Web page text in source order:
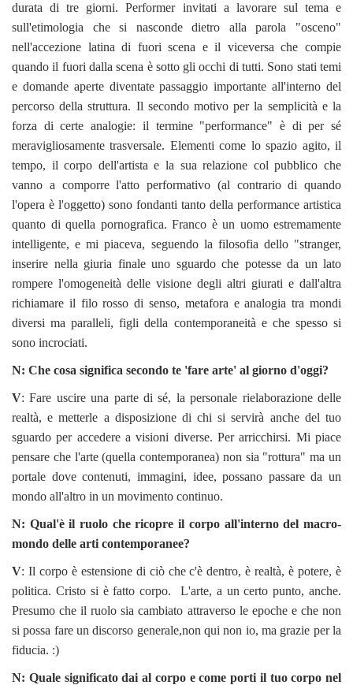
durata di tre giorni. Performer invitati a lavorare sul tema e
sull'etimologia che si nasconde dietro alla parola "osceno"
nell'accezione latina di fuori scena e il viceversa che compie
quando il fuori dalla scena è sotto gli occhi di tutti. Sono stati temi
e domande aperte diventate passaggio importante all'interno del
percorso della struttura. Il secondo motivo per la semplicità e la
forza di certe analogie: il termine "performance" è di per sé
meravigliosamente trasversale. Elementi come lo spazio agito, il
tempo, il corpo dell'artista e la sua relazione col pubblico che
vanno a comporre l'atto performativo (al contrario di quando
l'opera è l'oggetto) sono fondanti tanto della performance artistica
quanto di quella pornografica. Franco è un uomo estremamente
intelligente, e mi piaceva, seguendo la filosofia dello "stranger,
inserire nella giuria finale uno sguardo che potesse da un lato
rompere l'omogeneità delle visione degli altri giurati e dall'altra
richiamare il filo rosso di senso, metafora e analogia tra mondi
diversi ma paralleli, figli della contemporaneità e che spesso si
sono incrociati.
N: Che cosa significa secondo te 'fare arte' al giorno d'oggi?
V: Fare uscire una parte di sé, la personale rielaborazione delle
realtà, e metterle a disposizione di chi si servirà anche del tuo
sguardo per accedere a visioni diverse. Per arricchirsi. Mi piace
pensare che l'arte (quella contemporanea) non sia "rottura" ma un
portale dove contenuti, immagini, idee, possano passare da un
mondo all'altro in un movimento continuo.
N: Qual'è il ruolo che ricopre il corpo all'interno del macro-
mondo delle arti contemporanee?
V: Il corpo è estensione di ciò che c'è dentro, è realtà, è potere, è
politica. Cristo si è fatto corpo. L'arte, a un certo punto, anche.
Presumo che il ruolo sia cambiato attraverso le epoche e che non
si possa fare un discorso generale,non qui non io, ma grazie per la
fiducia. :)
N: Quale significato dai al corpo e come porti il tuo corpo nel